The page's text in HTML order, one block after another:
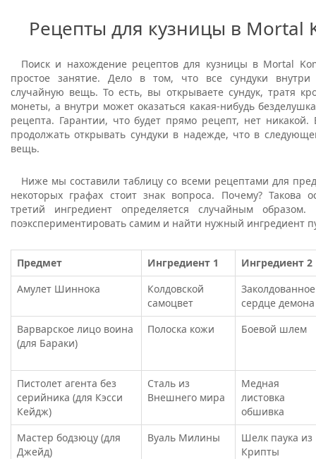
Рецепты для кузницы в Mortal
Поиск и нахождение рецептов для кузницы в Mortal
простое занятие. Дело в том, что все сундуки
случайную вещь. То есть, вы открываете сундук, тратя
монеты, а внутри может оказаться какая-нибудь
рецепта. Гарантии, что будет прямо рецепт, нет никакой.
продолжать открывать сундуки в надежде, что в
вещь.
Ниже мы составили таблицу со всеми рецептами для
некоторых графах стоит знак вопроса. Почему? Такова
третий ингредиент определяется случайным
поэкспериментировать самим и найти нужный ингредиент
Предмет Ингредиент 1
Ингредиент 2
Амулет Шиннока
Колдовской
самоцвет
Заколдованное
сердце демона
Варварское лицо воина
(для Бараки)
Полоска кожи Боевой шлем
Пистолет агента без
серийника (для Кэсси
Кейдж)
Сталь из
Внешнего мира
Медная
листовка
обшивка
Мастер бодзюцу (для
Джейд)
Вуаль Милины
Шелк паука из
Крипты